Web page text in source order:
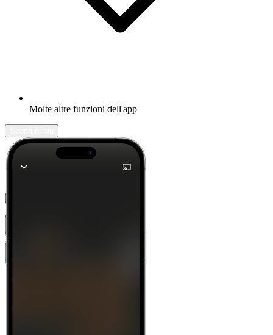
Molte altre funzioni dell'app